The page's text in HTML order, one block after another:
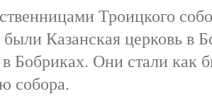
Троицкого
Казанская церковь в
в Бобриках. Они стали как
собора.